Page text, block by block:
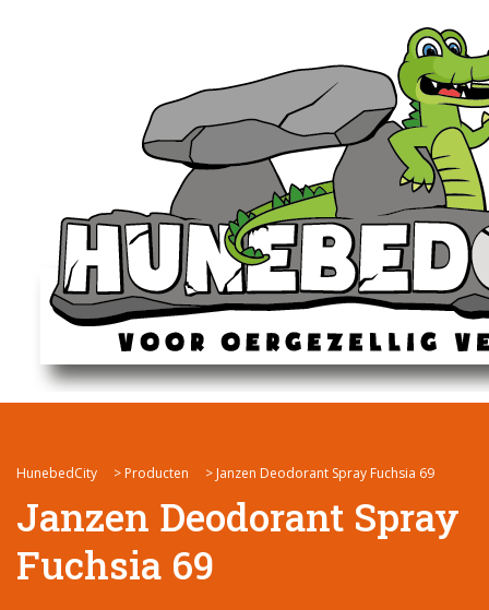
HunebedCity > Producten > Janzen Deodorant Spray Fuchsia 69
Janzen Deodorant Spray
Fuchsia 69